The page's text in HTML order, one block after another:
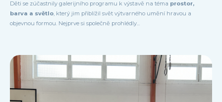
Děti se zúčastnily galerijního programu k výstavě na téma prostor,
barva a světlo, který jim přiblížil svět výtvarného umění hravou a
objevnou formou. Nejprve si společně prohlédly...